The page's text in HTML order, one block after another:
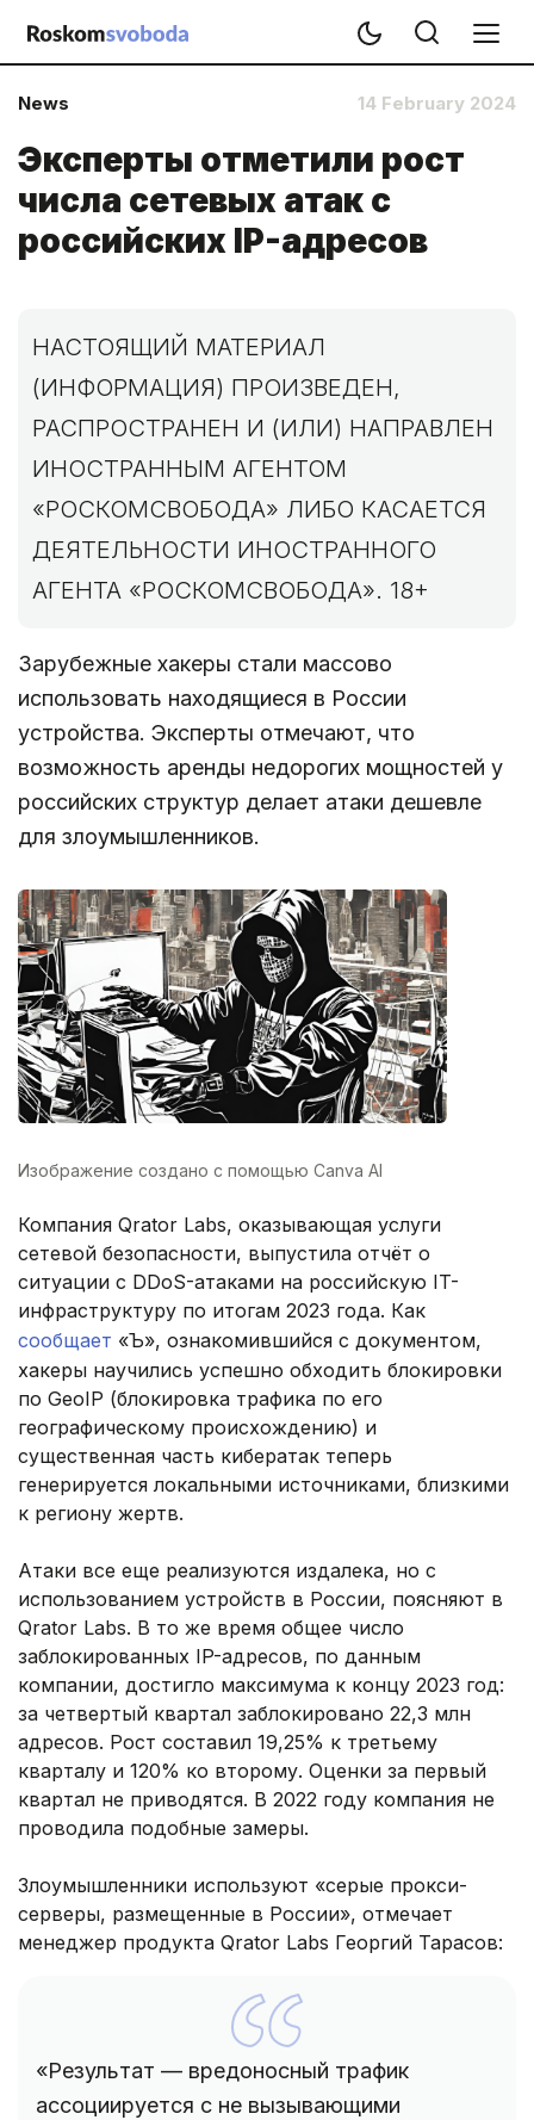
News 14 February 2024
Эксперты отметили рост
числа сетевых атак с
российских IP-адресов
НАСТОЯЩИЙ МАТЕРИАЛ
(ИНФОРМАЦИЯ) ПРОИЗВЕДЕН,
РАСПРОСТРАНЕН И (ИЛИ) НАПРАВЛЕН
ИНОСТРАННЫМ АГЕНТОМ
«РОСКОМСВОБОДА» ЛИБО КАСАЕТСЯ
ДЕЯТЕЛЬНОСТИ ИНОСТРАННОГО
АГЕНТА «РОСКОМСВОБОДА». 18+
Зарубежные хакеры стали массово
использовать находящиеся в России
устройства. Эксперты отмечают, что
возможность аренды недорогих мощностей у
российских структур делает атаки дешевле
для злоумышленников.
Изображение создано с помощью Canva AI
Компания Qrator Labs, оказывающая услуги
сетевой безопасности, выпустила отчёт о
ситуации с DDoS-атаками на российскую IT-
инфраструктуру по итогам 2023 года. Как
сообщает «Ъ», ознакомившийся с документом,
хакеры научились успешно обходить блокировки
по GeoIP (блокировка трафика по его
географическому происхождению) и
существенная часть кибератак теперь
генерируется локальными источниками, близкими
к региону жертв.
Атаки все еще реализуются издалека, но с
использованием устройств в России, поясняют в
Qrator Labs. В то же время общее число
заблокированных IP-адресов, по данным
компании, достигло максимума к концу 2023 год:
за четвертый квартал заблокировано 22,3 млн
адресов. Рост составил 19,25% к третьему
кварталу и 120% ко второму. Оценки за первый
квартал не приводятся. В 2022 году компания не
проводила подобные замеры.
Злоумышленники используют «серые прокси-
серверы, размещенные в России», отмечает
менеджер продукта Qrator Labs Георгий Тарасов:
«Результат — вредоносный трафик
ассоциируется с не вызывающими